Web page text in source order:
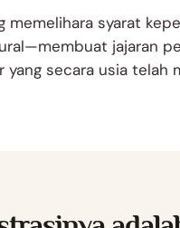
memelihara syarat
jajaran
secara usia telah